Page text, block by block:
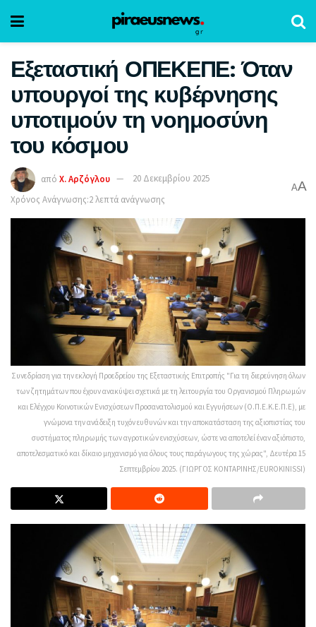
Εξεταστική ΟΠΕΚΕΠΕ: Όταν
υπουργοί της κυβέρνησης
υποτιμούν τη νοημοσύνη
του κόσμου
από Χ. Αρζόγλου
20 Δεκεμβρίου 2025
Χρόνος Ανάγνωσης:2 λεπτά ανάγνωσης
AA
Συνεδρίαση για την εκλογή Προεδρείου της Εξεταστικής Επιτροπής "Για τη διερεύνηση όλων
των ζητημάτων που έχουν ανακύψει σχετικά με τη λειτουργία του Οργανισμού Πληρωμών
και Ελέγχου Κοινοτικών Ενισχύσεων Προσανατολισμού και Εγγυήσεων (Ο.Π.Ε.Κ.Ε.Π.Ε), με
γνώμονα την ανάδειξη τυχόν ευθυνών και την αποκατάσταση της αξιοπιστίας του
συστήματος πληρωμής των αγροτικών ενισχύσεων, ώστε να αποτελεί έναν αξιόπιστο,
αποτελεσματικό και δίκαιο μηχανισμό για όλους τους παράγωγους της χώρας", Δευτέρα 15
Σεπτεμβρίου 2025. (ΓΙΩΡΓΟΣ ΚΟΝΤΑΡΙΝΗΣ/EUROKINISSI)